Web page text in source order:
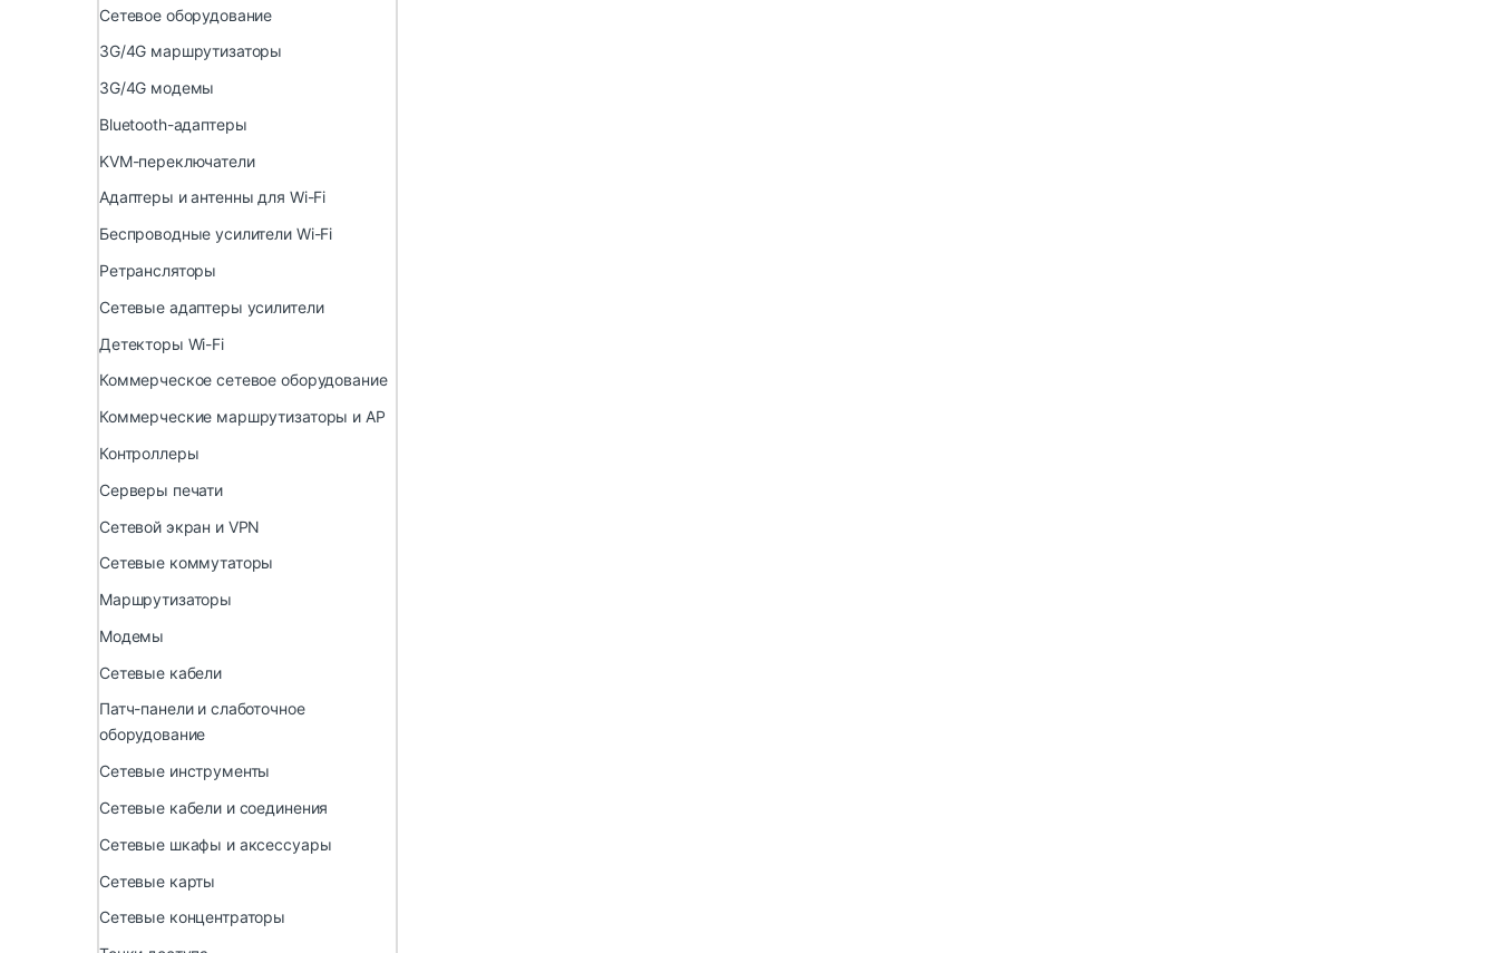
Сетевое оборудование
3G/4G маршрутизаторы
3G/4G модемы
Bluetooth-адаптеры
KVM-переключатели
Адаптеры и антенны для Wi-Fi
Беспроводные усилители Wi-Fi
Ретрансляторы
Сетевые адаптеры усилители
Детекторы Wi-Fi
Коммерческое сетевое оборудование
Коммерческие маршрутизаторы и AP
Контроллеры
Серверы печати
Сетевой экран и VPN
Сетевые коммутаторы
Маршрутизаторы
Модемы
Сетевые кабели
Патч-панели и слаботочное
оборудование
Сетевые инструменты
Сетевые кабели и соединения
Сетевые шкафы и аксессуары
Сетевые карты
Сетевые концентраторы